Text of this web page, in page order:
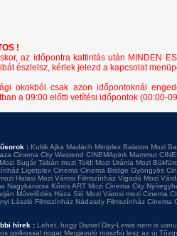
!
az időpontra kattintás után MINDEN
észlelsz, kérlek jelezd a kapcsolat
okokból csak azon időpontoknál
a 09:00 előtti vetítési időpontok (00:00-
: Kultik Ajka Madách Miniplex Balaton Mozi
Cinema City Westend CINEMApink Mammut
Sugár Tabán mozi Toldi Mozi Uránia Mozi
Ligetplex Cinema Cinema Bridge Gyöngyös
Halasi Mozi Városi Filmszínház Vigadó Mozi
Nagykanizsa Kőrös ART Mozi Cinema City
Művelődés Háza Sió Mozi Városi mozi Cinema
László Filmszínház Nádasdy Filmszínház Cinema
hírek : Lehet, hogy Daniel Day-Lewis nem is
gyilkossal riogat Megjavuló rosszfiú lesz az új